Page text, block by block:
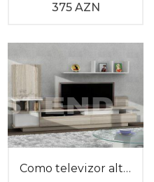
375 AZN
Como televizor altlığı